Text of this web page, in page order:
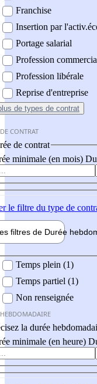
Franchise
Insertion par
Portage salarial
Profession
Profession libérale
Reprise d'entreprise
de types de contrat
CONTRAT
de contrat
minimale (en mois)
le filtre du type de
filtres de Durée hebdo
Temps plein (1)
Temps partiel (1)
Non renseignée
la durée
minimale (en heure)